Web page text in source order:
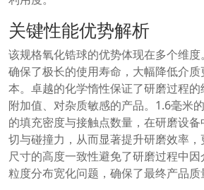
关键性能优势解析
该规格氧化锆球的优势体现在多个维
确保了极长的使用寿命，大幅降低介
本。卓越的化学惰性保证了研磨过程
附加值、对杂质敏感的产品。1.6毫米
的填充密度与接触点数量，在研磨设
切与碰撞力，从而显著提升研磨效率，
尺寸的高度一致性避免了研磨过程中
粒度分布宽化问题，确保了最终产品质